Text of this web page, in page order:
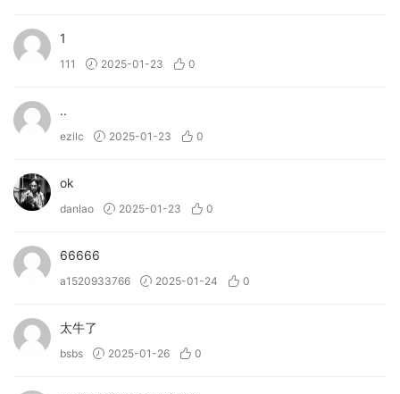
1
111 2025-01-23 0
..
ezilc 2025-01-23 0
ok
danlao 2025-01-23 0
66666
a1520933766 2025-01-24 0
太牛了
bsbs 2025-01-26 0